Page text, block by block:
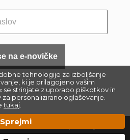
tehnologije za izboljšanje
ki je prilagojeno vašim
se strinjate z uporabo piškotkov in
personalizirano oglaševanje.
tukaj
Sprejmi
na e-novičke
d.o.o.